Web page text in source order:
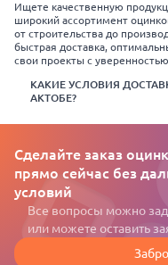
Ищете качественную
широкий ассортимент
от строительства до
быстрая доставка,
свои проекты с
КАКИЕ УСЛОВИЯ
АКТОБЕ?
Сделайте заказ
прямо сейчас без
условий
Все вопросы можно
или можете оставить